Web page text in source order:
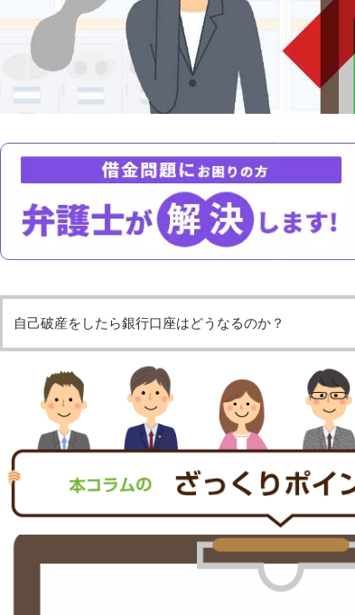
自己破産をしたら銀行口座はどうなるのか？